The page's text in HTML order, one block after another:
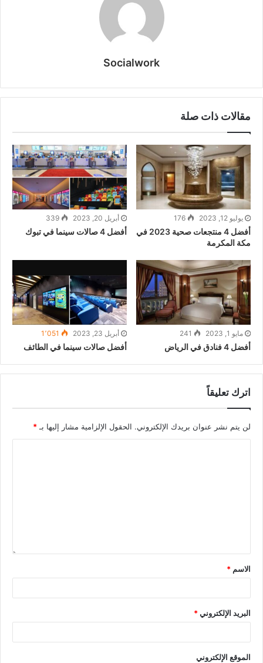
Socialwork
مقالات ذات صلة
يوليو 12, 2023 176
أفضل 4 منتجعات صحية 2023 في
مكة المكرمة
أبريل 20, 2023 339
أفضل 4 صالات سينما في تبوك
مايو 1, 2023 241
أفضل 4 فنادق في الرياض
أبريل 23, 2023 1٬051
أفضل صالات سينما في الطائف
اترك تعليقاً
لن يتم نشر عنوان بريدك الإلكتروني. الحقول الإلزامية مشار إليها بـ*
الاسم *
البريد الإلكتروني*
الموقع الإلكتروني